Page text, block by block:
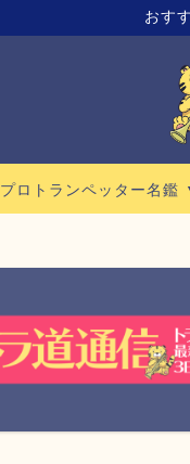
おす
プロトランペッター名鑑